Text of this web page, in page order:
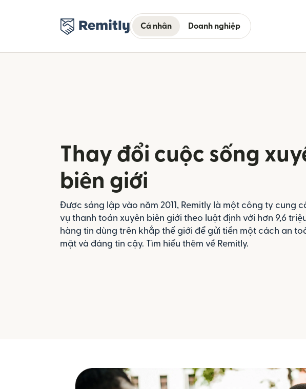
Cá nhân Doanh nghiệp
Thay đổi cuộc sống
biên giới
Được sáng lập vào năm 2011, Remitly là một công ty cung
vụ thanh toán xuyên biên giới theo luật định với hơn 9,6
hàng tin dùng trên khắp thế giới để gửi tiền một cách an
mật và đáng tin cậy. Tìm hiểu thêm về Remitly.